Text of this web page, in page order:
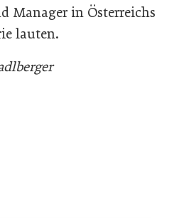
Manager in Österreichs
lauten.